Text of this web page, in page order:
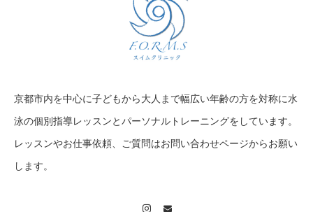
京都市内を中心に子どもから大人まで幅広い年齢の方を対称に水
泳の個別指導レッスンとパーソナルトレーニングをしています。
レッスンやお仕事依頼、ご質問はお問い合わせページからお願い
します。